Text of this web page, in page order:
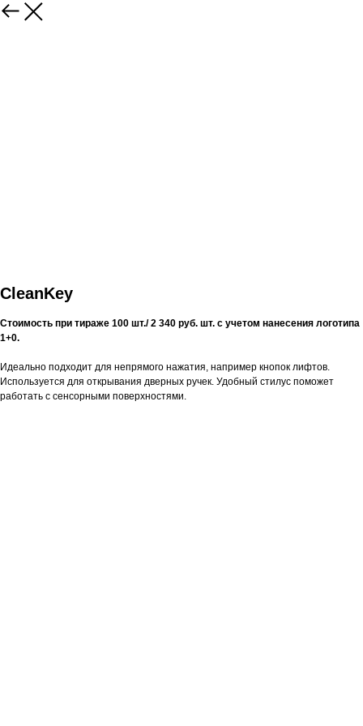
CleanKey
Стоимость при тираже 100 шт./ 2 340 руб. шт. с учетом нанесения логотипа
1+0.
Идеально подходит для непрямого нажатия, например кнопок лифтов.
Используется для открывания дверных ручек. Удобный стилус поможет
работать с сенсорными поверхностями.